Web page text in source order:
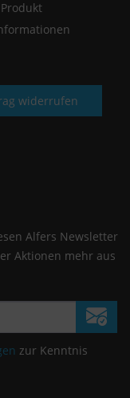
widerrufen
Alfers Newsletter
Aktionen mehr aus
zur Kenntnis